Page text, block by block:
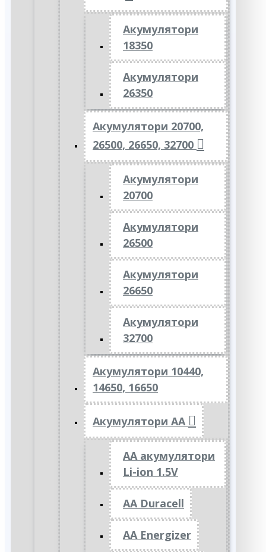
Акумулятори
18350
Акумулятори
26350
Акумулятори 20700,
26500, 26650, 32700
Акумулятори
20700
Акумулятори
26500
Акумулятори
26650
Акумулятори
32700
Акумулятори 10440,
14650, 16650
Акумулятори АА
AA акумулятори
Li-ion 1.5V
AA Duracell
AA Energizer